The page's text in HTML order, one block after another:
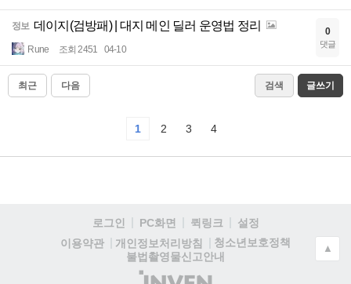
정보 데이지(검방패) | 대지 메인 딜러 운영법 정리
Rune 조회 2451 04-10
0
댓글
최근 다음 검색 글쓰기
1 2 3 4
로그인 PC화면 퀵링크
설정
이용약관
개인정보처리방침
청소년보호정책
불법촬영물신고안내
(주)
▲